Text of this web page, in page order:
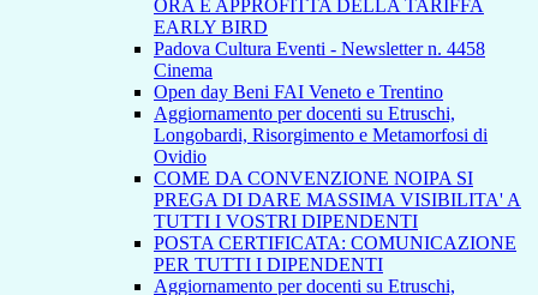
ORA E APPROFITTA DELLA TARIFFA
EARLY BIRD
Padova Cultura Eventi - Newsletter n. 4458
Cinema
Open day Beni FAI Veneto e Trentino
Aggiornamento per docenti su Etruschi,
Longobardi, Risorgimento e Metamorfosi di
Ovidio
COME DA CONVENZIONE NOIPA SI
PREGA DI DARE MASSIMA VISIBILITA' A
TUTTI I VOSTRI DIPENDENTI
POSTA CERTIFICATA: COMUNICAZIONE
PER TUTTI I DIPENDENTI
Aggiornamento per docenti su Etruschi,